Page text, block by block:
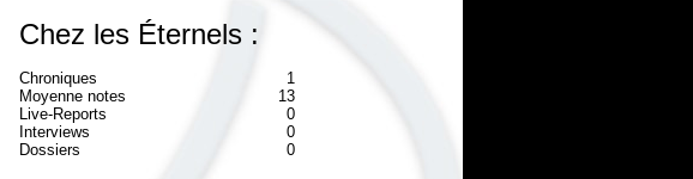
Chez les Éternels :
Chroniques
1
Moyenne notes
13
Live-Reports
0
Interviews
0
Dossiers
0